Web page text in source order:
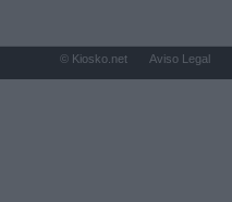
© Kiosko.net Aviso Legal